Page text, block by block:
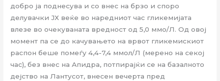
добро ја поднесува и со внес на брзо и споро
делувачки ЈХ веќе во наредниот час гликемијата
влезе во очекуваната вредност од 5,0 ммо/Л. Од овој
момент па се до качувањето на врвот гликемискиот
распон беше помеѓу 4,4-7,4 ммол/Л (мерено на секој
час), без внес на Апидра, потпирајќи се на базалното
дејство на Лантусот, внесен вечерта пред